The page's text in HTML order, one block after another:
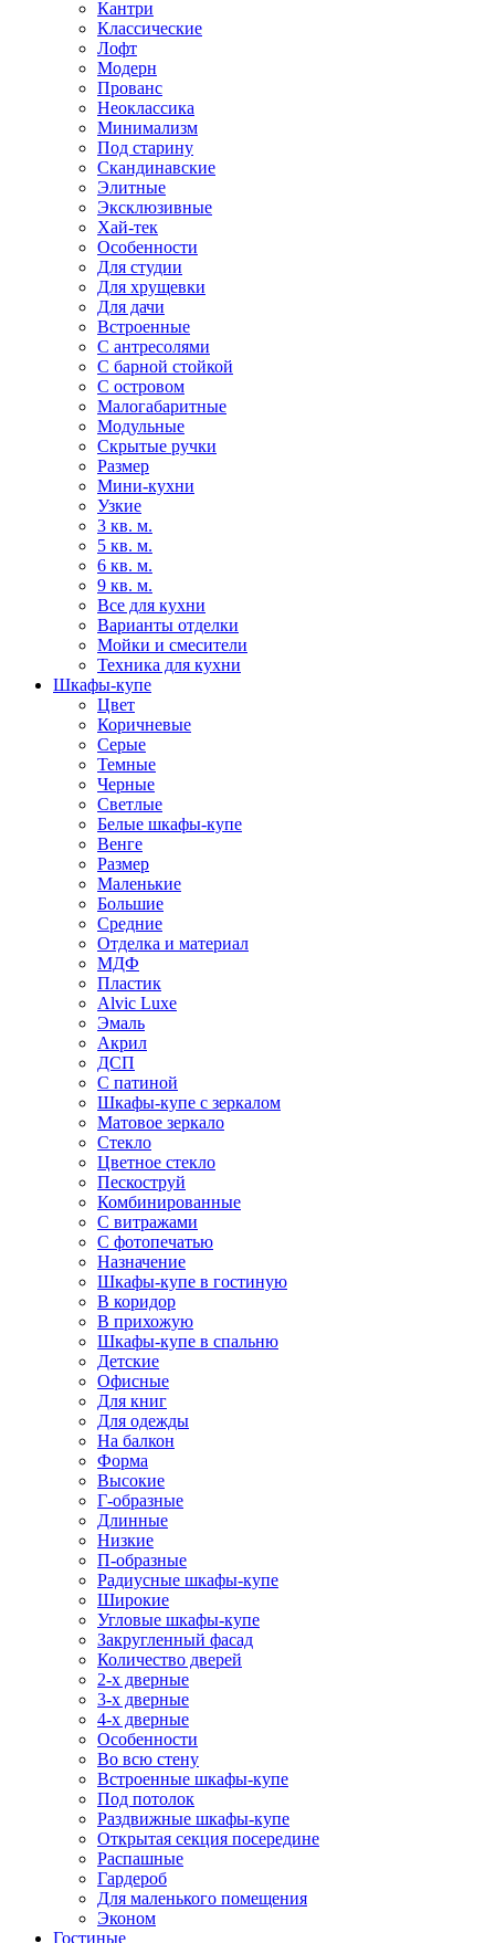
Кантри
Классические
Лофт
Модерн
Прованс
Неоклассика
Минимализм
Под старину
Скандинавские
Элитные
Эксклюзивные
Хай-тек
Особенности
Для студии
Для хрущевки
Для дачи
Встроенные
С антресолями
С барной стойкой
С островом
Малогабаритные
Модульные
Скрытые ручки
Размер
Мини-кухни
Узкие
3 кв. м.
5 кв. м.
6 кв. м.
9 кв. м.
Все для кухни
Варианты отделки
Мойки и смесители
Техника для кухни
Шкафы-купе
Цвет
Коричневые
Серые
Темные
Черные
Светлые
Белые шкафы-купе
Венге
Размер
Маленькие
Большие
Средние
Отделка и материал
МДФ
Пластик
Alvic Luxe
Эмаль
Акрил
ДСП
С патиной
Шкафы-купе с зеркалом
Матовое зеркало
Стекло
Цветное стекло
Пескоструй
Комбинированные
С витражами
С фотопечатью
Назначение
Шкафы-купе в гостиную
В коридор
В прихожую
Шкафы-купе в спальню
Детские
Офисные
Для книг
Для одежды
На балкон
Форма
Высокие
Г-образные
Длинные
Низкие
П-образные
Радиусные шкафы-купе
Широкие
Угловые шкафы-купе
Закругленный фасад
Количество дверей
2-х дверные
3-х дверные
4-х дверные
Особенности
Во всю стену
Встроенные шкафы-купе
Под потолок
Раздвижные шкафы-купе
Открытая секция посередине
Распашные
Гардероб
Для маленького помещения
Эконом
Гостиные